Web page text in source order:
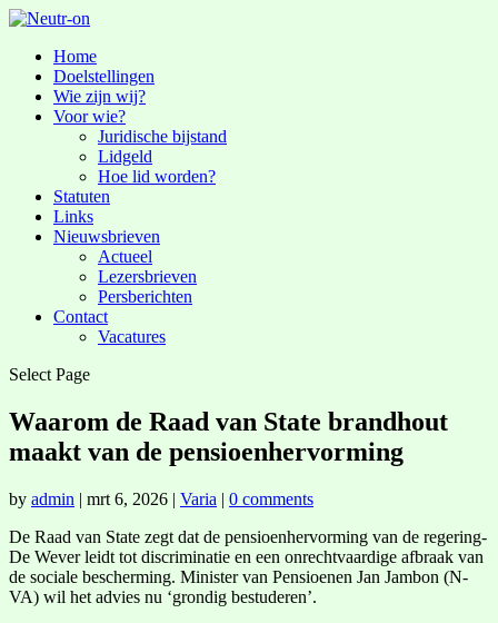
Home
Doelstellingen
Wie zijn wij?
Voor wie?
Juridische bijstand
Lidgeld
Hoe lid worden?
Statuten
Links
Nieuwsbrieven
Actueel
Lezersbrieven
Persberichten
Contact
Vacatures
Select Page
Waarom de Raad van State brandhout
maakt van de pensioenhervorming
by admin | mrt 6, 2026 | Varia | 0 comments
De Raad van State zegt dat de pensioenhervorming van de regering-
De Wever leidt tot discriminatie en een onrechtvaardige afbraak van
de sociale bescherming. Minister van Pensioenen Jan Jambon (N-
VA) wil het advies nu ‘grondig bestuderen’.